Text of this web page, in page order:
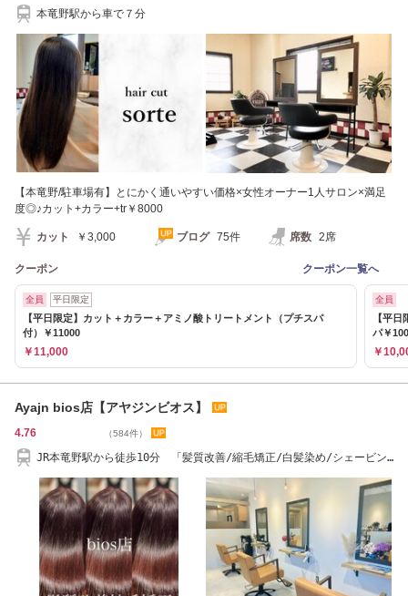
本竜野駅から車で７分
【本竜野/駐車場有】とにかく通いやすい価格×女性オーナー1人サロン×満足
度◎♪カット+カラー+tr￥8000
カット ￥3,000 ブログ 75件 席数 2席
クーポン クーポン一覧へ
全員 平日限定
【平日限定】カット＋カラー＋アミノ酸トリートメント（プチスパ
付）￥11000
￥11,000
全員
【平
パ￥
￥
Ayajn bios店【アヤジンビオス】
4.76 （584件）
JR本竜野駅から徒歩10分 「髪質改善/縮毛矯正/白髪染め/シェービン